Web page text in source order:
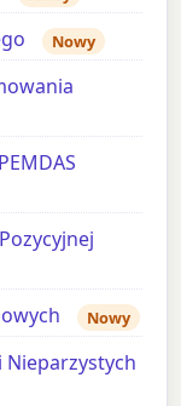
Nowy
Nowy
Nieparzystych